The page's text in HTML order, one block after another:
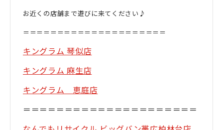
お近くの店舗まで遊びに来てください♪
＝＝＝＝＝＝＝＝＝＝＝＝＝＝＝＝＝＝＝＝＝
キングラム 琴似店
キングラム 麻生店
キングラム 恵庭店
＝＝＝＝＝＝＝＝＝＝＝＝＝＝＝＝＝＝＝＝＝